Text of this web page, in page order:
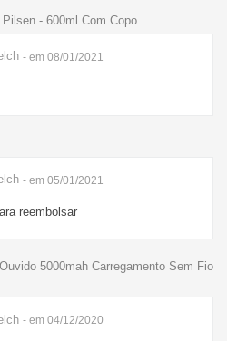
- 600ml Com Copo
- em 08/01/2021
- em 05/01/2021
reembolsar
5000mah Carregamento Sem Fio
- em 04/12/2020